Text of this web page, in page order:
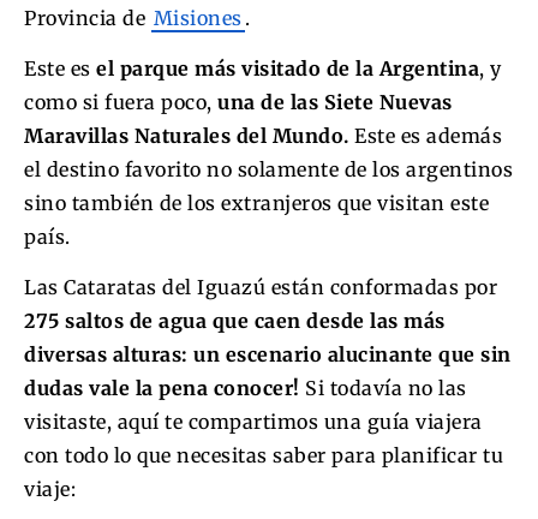
Provincia de Misiones .
Este es el parque más visitado de la Argentina, y
como si fuera poco, una de las Siete Nuevas
Maravillas Naturales del Mundo. Este es además
el destino favorito no solamente de los argentinos
sino también de los extranjeros que visitan este
país.
Las Cataratas del Iguazú están conformadas por
275 saltos de agua que caen desde las más
diversas alturas: un escenario alucinante que sin
dudas vale la pena conocer! Si todavía no las
visitaste, aquí te compartimos una guía viajera
con todo lo que necesitas saber para planificar tu
viaje: